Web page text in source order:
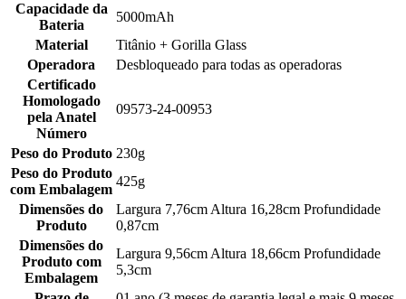
Capacidade da
Bateria
5000mAh
Material
Titânio + Gorilla Glass
Operadora
Desbloqueado para todas as operadoras
Certificado
Homologado
pela Anatel
Número
09573-24-00953
Peso do Produto 230g
Peso do Produto
com Embalagem
425g
Dimensões do
Produto
Largura 7,76cm Altura 16,28cm Profundidade
0,87cm
Dimensões do
Produto com
Embalagem
Largura 9,56cm Altura 18,66cm Profundidade
5,3cm